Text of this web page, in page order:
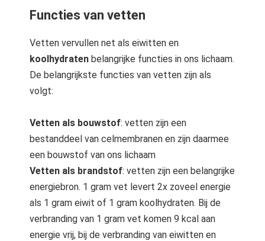
Functies van vetten
Vetten vervullen net als eiwitten en
koolhydraten belangrijke functies in ons lichaam.
De belangrijkste functies van vetten zijn als
volgt:
Vetten als bouwstof: vetten zijn een
bestanddeel van celmembranen en zijn daarmee
een bouwstof van ons lichaam
Vetten als brandstof: vetten zijn een belangrijke
energiebron. 1 gram vet levert 2x zoveel energie
als 1 gram eiwit of 1 gram koolhydraten. Bij de
verbranding van 1 gram vet komen 9 kcal aan
energie vrij, bij de verbranding van eiwitten en